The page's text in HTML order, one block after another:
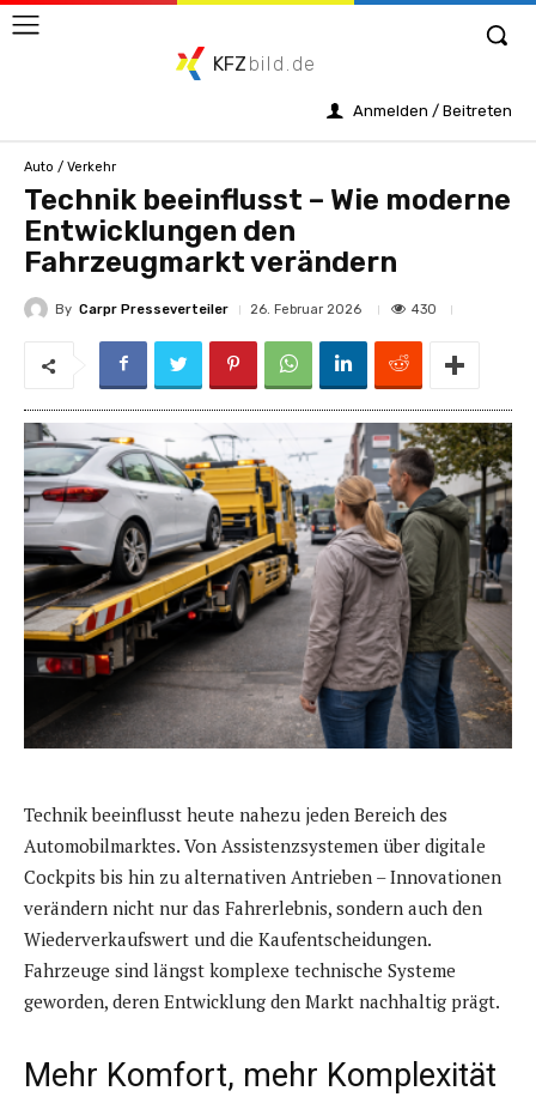
KFZ bild.de
Anmelden / Beitreten
Auto / Verkehr
Technik beeinflusst – Wie moderne
Entwicklungen den
Fahrzeugmarkt verändern
By Carpr Presseverteiler 26. Februar 2026 430
Technik beeinflusst heute nahezu jeden Bereich des
Automobilmarktes. Von Assistenzsystemen über digitale
Cockpits bis hin zu alternativen Antrieben – Innovationen
verändern nicht nur das Fahrerlebnis, sondern auch den
Wiederverkaufswert und die Kaufentscheidungen.
Fahrzeuge sind längst komplexe technische Systeme
geworden, deren Entwicklung den Markt nachhaltig prägt.
Mehr Komfort, mehr Komplexität